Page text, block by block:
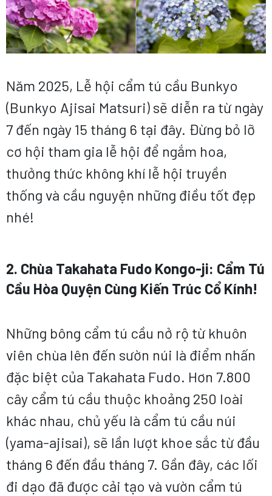
Năm 2025, Lễ hội cẩm tú cầu Bunkyo
(Bunkyo Ajisai Matsuri) sẽ diễn ra từ ngày
7 đến ngày 15 tháng 6 tại đây. Đừng bỏ lỡ
cơ hội tham gia lễ hội để ngắm hoa,
thưởng thức không khí lễ hội truyền
thống và cầu nguyện những điều tốt đẹp
nhé!
2. Chùa Takahata Fudo Kongo-ji: Cẩm Tú
Cầu Hòa Quyện Cùng Kiến Trúc Cổ Kính!
Những bông cẩm tú cầu nở rộ từ khuôn
viên chùa lên đến sườn núi là điểm nhấn
đặc biệt của Takahata Fudo. Hơn 7.800
cây cẩm tú cầu thuộc khoảng 250 loài
khác nhau, chủ yếu là cẩm tú cầu núi
(yama-ajisai), sẽ lần lượt khoe sắc từ đầu
tháng 6 đến đầu tháng 7. Gần đây, các lối
đi dạo đã được cải tạo và vườn cẩm tú